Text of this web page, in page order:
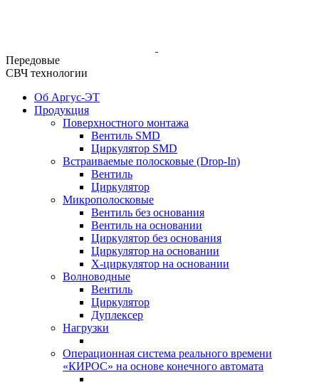
Передовые
СВЧ технологии
Об Аргус-ЭТ
Продукция
Поверхностного монтажа
Вентиль SMD
Циркулятор SMD
Встраиваемые полосковые (Drop-In)
Вентиль
Циркулятор
Микрополосковые
Вентиль без основания
Вентиль на основании
Циркулятор без основания
Циркулятор на основании
Х-циркулятор на основании
Волноводные
Вентиль
Циркулятор
Дуплексер
Нагрузки
Операционная система реального времени
«КИРОС» на основе конечного автомата